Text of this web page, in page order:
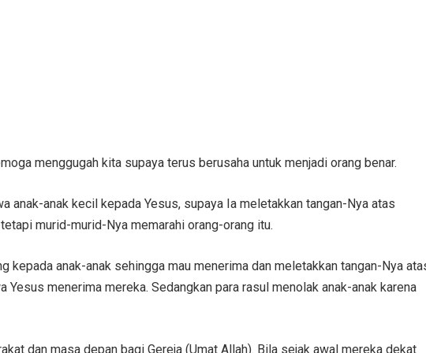
menggugah kita supaya terus berusaha untuk menjadi orang benar.
anak-anak kecil kepada Yesus, supaya Ia meletakkan tangan-Nya atas
murid-murid-Nya memarahi orang-orang itu.
kepada anak-anak sehingga mau menerima dan meletakkan tangan-Nya
Yesus menerima mereka. Sedangkan para rasul menolak anak-anak karena
dan masa depan bagi Gereja (Umat Allah). Bila sejak awal mereka dekat